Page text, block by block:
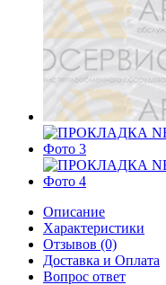
Описание
Характеристики
Отзывов (0)
Доставка и Оплата
Вопрос ответ